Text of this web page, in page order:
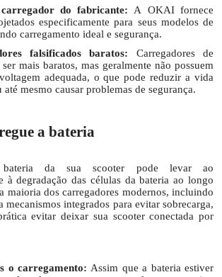
do fabricante: A OKAI fornece
especificamente para seus modelos de
carregamento ideal e segurança.
falsificados baratos: Carregadores de
mais baratos, mas geralmente não possuem
adequada, o que pode reduzir a vida
mesmo causar problemas de segurança.
a bateria
bateria da sua scooter pode levar ao
à degradação das células da bateria ao longo
maioria dos carregadores modernos, incluindo
mecanismos integrados para evitar sobrecarga,
evitar deixar sua scooter conectada por
o carregamento: Assim que a bateria estiver